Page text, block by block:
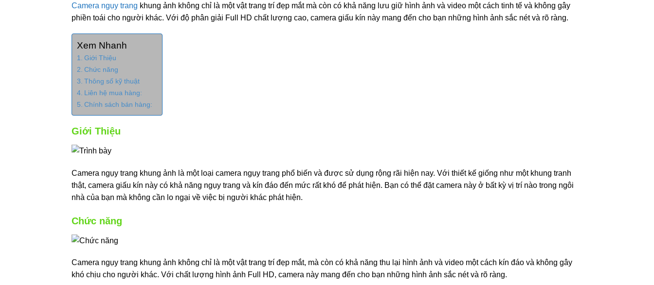
Camera ngụy trang khung ảnh không chỉ là một vật trang trí đẹp mắt mà còn có khả năng lưu giữ hình ảnh và video một cách tinh tế và không gây
phiền toái cho người khác. Với độ phân giải Full HD chất lượng cao, camera giấu kín này mang đến cho bạn những hình ảnh sắc nét và rõ ràng.
Xem Nhanh
Giới Thiệu
Chức năng
Thông số kỹ thuật
Liên hệ mua hàng:
Chính sách bán hàng:
Giới Thiệu
Camera ngụy trang khung ảnh là một loại camera ngụy trang phổ biến và được sử dụng rộng rãi hiện nay. Với thiết kế giống như một khung tranh
thật, camera giấu kín này có khả năng ngụy trang và kín đáo đến mức rất khó để phát hiện. Bạn có thể đặt camera này ở bất kỳ vị trí nào trong ngôi
nhà của bạn mà không cần lo ngại về việc bị người khác phát hiện.
Chức năng
Camera ngụy trang khung ảnh không chỉ là một vật trang trí đẹp mắt, mà còn có khả năng thu lại hình ảnh và video một cách kín đáo và không gây
khó chịu cho người khác. Với chất lượng hình ảnh Full HD, camera này mang đến cho bạn những hình ảnh sắc nét và rõ ràng.